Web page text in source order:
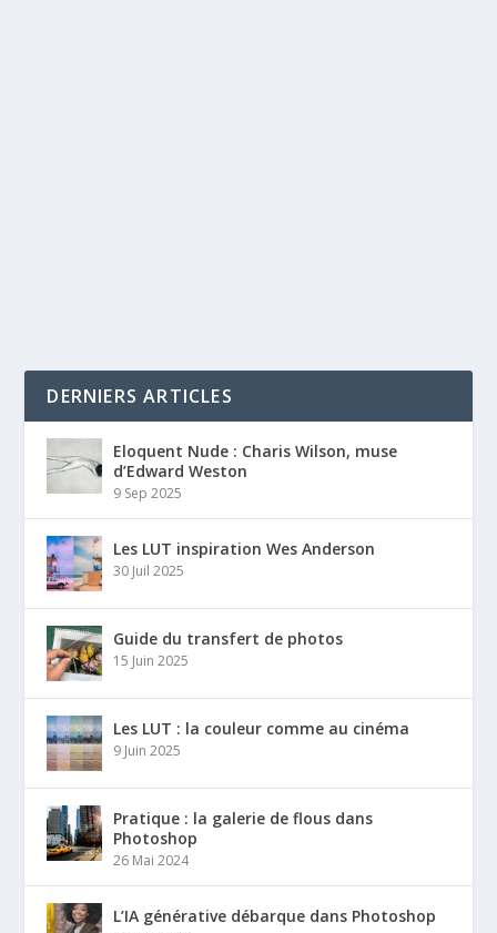
DERNIERS ARTICLES
Eloquent Nude : Charis Wilson, muse
d’Edward Weston
9 Sep 2025
Les LUT inspiration Wes Anderson
30 Juil 2025
Guide du transfert de photos
15 Juin 2025
Les LUT : la couleur comme au cinéma
9 Juin 2025
Pratique : la galerie de flous dans
Photoshop
26 Mai 2024
L’IA générative débarque dans Photoshop